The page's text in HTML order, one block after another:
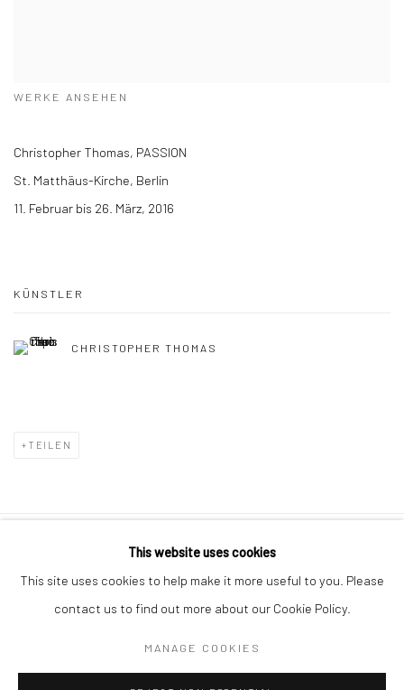
WERKE ANSEHEN
Christopher Thomas, PASSION
St. Matthäus-Kirche, Berlin
11. Februar bis 26. März, 2016
KÜNSTLER
CHRISTOPHER THOMAS
TEILEN
Manage cookies
COPYRIGHT © 2026 IRA STEHMANN
WEBSITE VON ARTLOGIC
This website uses cookies
This site uses cookies to help make it more useful to you. Please
contact us to find out more about our Cookie Policy.
MANAGE COOKIES